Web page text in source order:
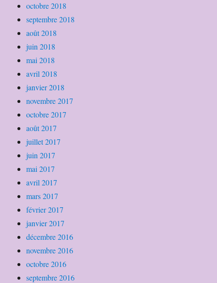
octobre 2018
septembre 2018
août 2018
juin 2018
mai 2018
avril 2018
janvier 2018
novembre 2017
octobre 2017
août 2017
juillet 2017
juin 2017
mai 2017
avril 2017
mars 2017
février 2017
janvier 2017
décembre 2016
novembre 2016
octobre 2016
septembre 2016